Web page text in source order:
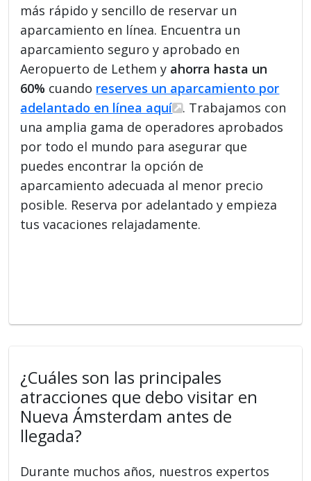
más rápido y sencillo de reservar un
aparcamiento en línea. Encuentra un
aparcamiento seguro y aprobado en
Aeropuerto de Lethem y ahorra hasta un
60% cuando reserves un aparcamiento por
adelantado en línea aquí
. Trabajamos con
una amplia gama de operadores aprobados
por todo el mundo para asegurar que
puedes encontrar la opción de
aparcamiento adecuada al menor precio
posible. Reserva por adelantado y empieza
tus vacaciones relajadamente.
¿Cuáles son las principales
atracciones que debo visitar en
Nueva Ámsterdam antes de
llegada?
Durante muchos años, nuestros expertos